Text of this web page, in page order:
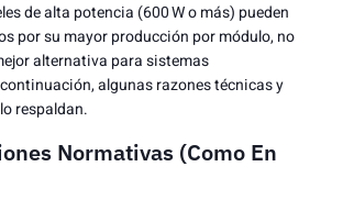
de alta potencia (600 W o más) pueden
por su mayor producción por módulo, no
alternativa para sistemas
algunas razones técnicas y
respaldan.
Normativas (como En